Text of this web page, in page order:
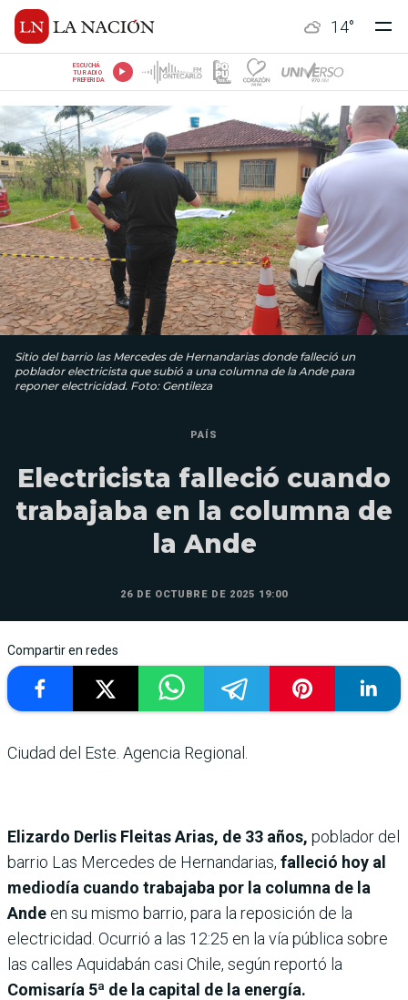
14°
ESCUCHÁ
TU RADIO
PREFERIDA
Sitio del barrio las Mercedes de Hernandarias donde falleció un
poblador electricista que subió a una columna de la Ande para
reponer electricidad. Foto: Gentileza
PAÍS
Electricista falleció cuando
trabajaba en la columna de
la Ande
26 DE OCTUBRE DE 2025 19:00
Compartir en redes
Ciudad del Este. Agencia Regional.
Elizardo Derlis Fleitas Arias, de 33 años, poblador del
barrio Las Mercedes de Hernandarias, falleció hoy al
mediodía cuando trabajaba por la columna de la
Ande en su mismo barrio, para la reposición de la
electricidad. Ocurrió a las 12:25 en la vía pública sobre
las calles Aquidabán casi Chile, según reportó la
Comisaría 5ª de la capital de la energía.